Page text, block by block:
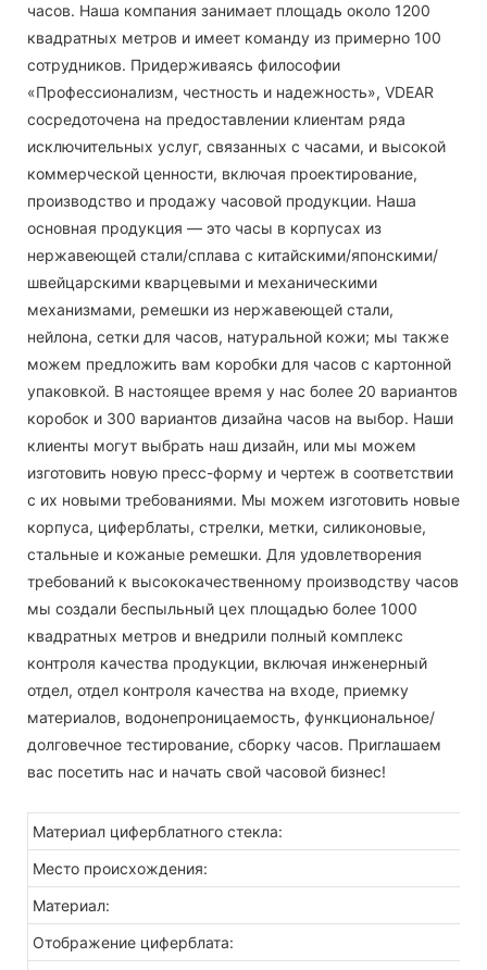
часов. Наша компания занимает площадь около 1200
квадратных метров и имеет команду из примерно 100
сотрудников. Придерживаясь философии
«Профессионализм, честность и надежность», VDEAR
сосредоточена на предоставлении клиентам ряда
исключительных услуг, связанных с часами, и высокой
коммерческой ценности, включая проектирование,
производство и продажу часовой продукции. Наша
основная продукция — это часы в корпусах из
нержавеющей стали/сплава с китайскими/японскими/
швейцарскими кварцевыми и механическими
механизмами, ремешки из нержавеющей стали,
нейлона, сетки для часов, натуральной кожи; мы также
можем предложить вам коробки для часов с картонной
упаковкой. В настоящее время у нас более 20 вариантов
коробок и 300 вариантов дизайна часов на выбор. Наши
клиенты могут выбрать наш дизайн, или мы можем
изготовить новую пресс-форму и чертеж в соответствии
с их новыми требованиями. Мы можем изготовить новые
корпуса, циферблаты, стрелки, метки, силиконовые,
стальные и кожаные ремешки. Для удовлетворения
требований к высококачественному производству часов
мы создали беспыльный цех площадью более 1000
квадратных метров и внедрили полный комплекс
контроля качества продукции, включая инженерный
отдел, отдел контроля качества на входе, приемку
материалов, водонепроницаемость, функциональное/
долговечное тестирование, сборку часов. Приглашаем
вас посетить нас и начать свой часовой бизнес!
Материал циферблатного стекла:
Место происхождения:
Материал:
Отображение циферблата: